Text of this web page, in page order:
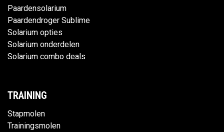
Paardensolarium
Paardendroger Sublime
Solarium opties
Solarium onderdelen
Solarium combo deals
TRAINING
Stapmolen
Trainingsmolen